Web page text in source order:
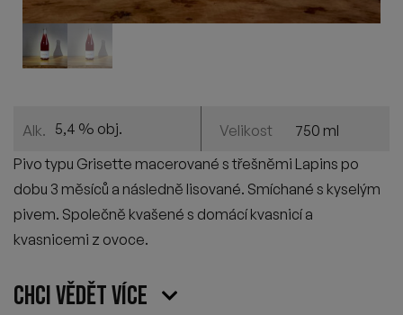
Alk. 5,4 % obj. Velikost
750 ml
Pivo typu Grisette macerované s třešněmi Lapins po
dobu 3 měsíců a následně lisované. Smíchané s kyselým
pivem. Společně kvašené s domácí kvasnicí a
kvasnicemi z ovoce.
Chci vědět více